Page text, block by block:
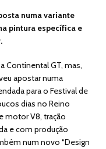
numa variante
pintura específica e
Continental GT, mas,
apostar numa
para o Festival de
dias no Reino
motor V8, tração
e com produção
num novo “Design